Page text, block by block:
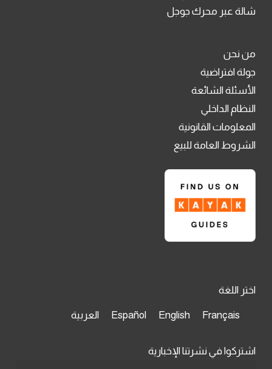
شالة عبر محرك جوجل
من نحن
جولة افتراضية
الأسئلة الشائعة
النظام الداخلي
المعلومات القانونية
الشروط العامة للبيع
اختر اللغة
Français
English
Español العربية
اشتركوا في نشرتنا الإخبارية